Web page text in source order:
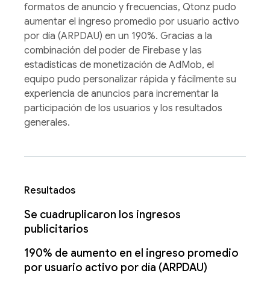
formatos de anuncio y frecuencias, Qtonz pudo
aumentar el ingreso promedio por usuario activo
por día (ARPDAU) en un 190%. Gracias a la
combinación del poder de Firebase y las
estadísticas de monetización de AdMob, el
equipo pudo personalizar rápida y fácilmente su
experiencia de anuncios para incrementar la
participación de los usuarios y los resultados
generales.
Resultados
Se cuadruplicaron los ingresos
publicitarios
190% de aumento en el ingreso promedio
por usuario activo por día (ARPDAU)